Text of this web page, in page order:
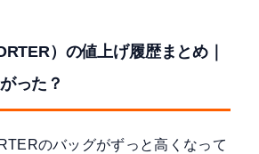
）の値上げ履歴まとめ｜
った？
のバッグがずっと高くなって